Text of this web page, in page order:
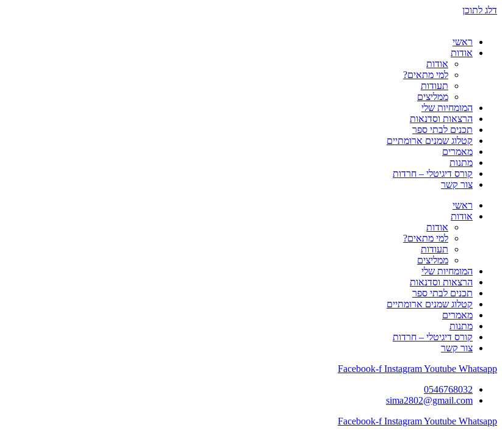
דלג לתוכן
ראשי
אודות
אודות
למי מתאים?
תעודות
ממליצים
המומחיות שלי
הרצאות וסדנאות
תכנים לבתי ספר
קטלוג שמנים ארומתיים
מאמרים
מתנות
קורס דיגיטלי – חרדות
צור קשר
ראשי
אודות
אודות
למי מתאים?
תעודות
ממליצים
המומחיות שלי
הרצאות וסדנאות
תכנים לבתי ספר
קטלוג שמנים ארומתיים
מאמרים
מתנות
קורס דיגיטלי – חרדות
צור קשר
Facebook-f InstagramYoutube Whatsapp
0546768032
sima2802@gmail.com
Facebook-f InstagramYoutube Whatsapp